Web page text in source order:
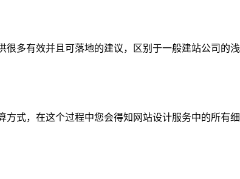
多有效并且可落地的建议，区别于一般建站公司的
式，在这个过程中您会得知网站设计服务中的所有